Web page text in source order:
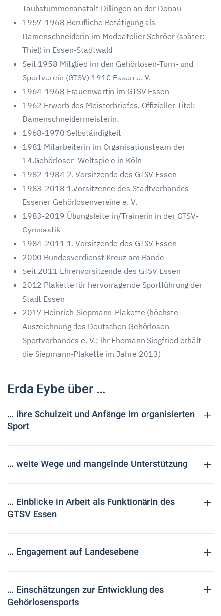
Taubstummenanstalt Dillingen an der Donau
1957-1968 Berufliche Betätigung als
Damenschneiderin im Modeatelier Schröer (später:
Thiel) in Essen-Stadtwald
Seit 1958 Mitglied im den Gehörlosen-Turn- und
Sportverein (GTSV) 1910 Essen e. V.
1964-1968 Frauenwartin im GTSV Essen
1962 Erwerb des Meisterbriefes. Offizieller Titel:
Damenschneidermeisterin.
1968-1970 Selbständigkeit
1981 Mitarbeiterin im Organisationsteam der
14.Gehörlosen-Weltspiele in Köln
1982-1984 2. Vorsitzende des GTSV Essen
1983-2018 1.Vorsitzende des Stadtverbandes
Essener Gehörlosenvereine e. V.
1983-2019 Übungsleiterin/Trainerin in der GTSV-
Gymnastik
1984-2011 1. Vorsitzende des GTSV Essen
2000 Bundesverdienst Kreuz am Bande
Seit 2011 Ehrenvorsitzende des GTSV Essen
2012 Plakette für hervorragende Sportführung der
Stadt Essen
2017 Heinrich-Siepmann-Plakette (höchste
Auszeichnung des Deutschen Gehörlosen-
Sportverbandes e. V.; ihr Ehemann Siegfried erhält
die Siepmann-Plakette im Jahre 2013)
Erda Eybe über …
… ihre Schulzeit und Anfänge im organisierten
Sport
… weite Wege und mangelnde Unterstützung
… Einblicke in Arbeit als Funktionärin des
GTSV Essen
… Engagement auf Landesebene
… Einschätzungen zur Entwicklung des
Gehörlosensports